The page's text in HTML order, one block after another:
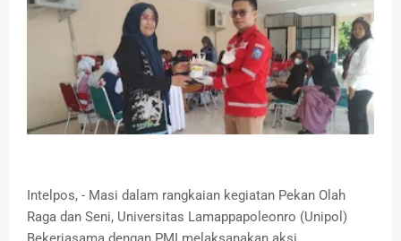
Intelpos, - Masi dalam rangkaian kegiatan Pekan Olah
Raga dan Seni, Universitas Lamappapoleonro (Unipol)